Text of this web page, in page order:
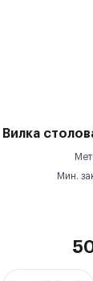
Вилка
Мин.